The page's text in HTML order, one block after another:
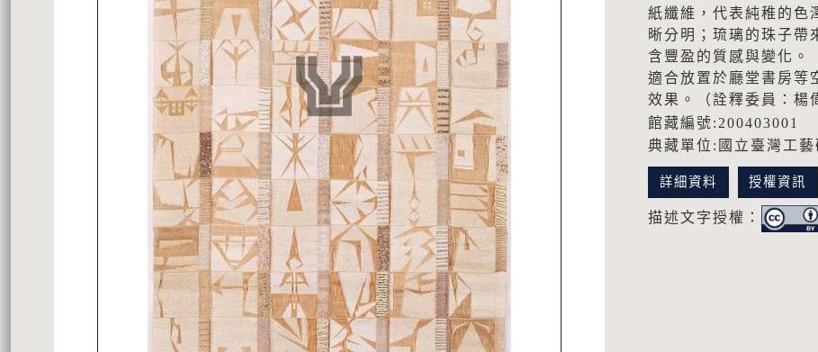
紙纖維，代表純稚的色
晰分明；琉璃的珠子帶
含豐盈的質感與變化。
適合放置於廳堂書房等
效果。（詮釋委員：楊
館藏編號:200403001
典藏單位:國立臺灣工
詳細資料 授權資訊
描述文字授權：